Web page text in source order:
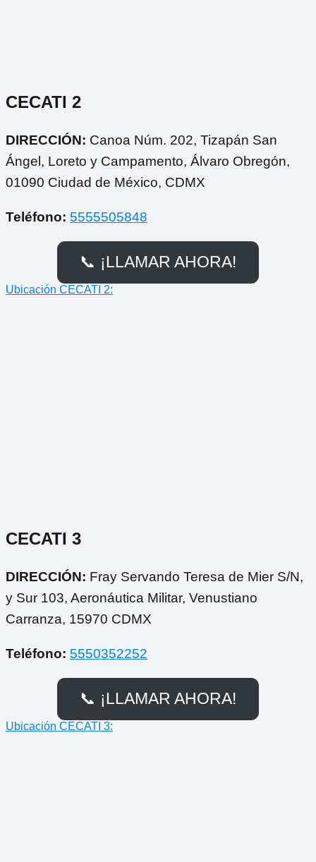
CECATI 2
DIRECCIÓN: Canoa Núm. 202, Tizapán San
Ángel, Loreto y Campamento, Álvaro Obregón,
01090 Ciudad de México, CDMX
Teléfono: 5555505848
📞 ¡LLAMAR AHORA!
Ubicación CECATI 2:
CECATI 3
DIRECCIÓN: Fray Servando Teresa de Mier S/N,
y Sur 103, Aeronáutica Militar, Venustiano
Carranza, 15970 CDMX
Teléfono: 5550352252
📞 ¡LLAMAR AHORA!
Ubicación CECATI 3: